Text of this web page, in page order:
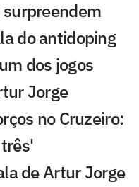
surpreendem
do antidoping
dos jogos
Jorge
no Cruzeiro:
de Artur Jorge